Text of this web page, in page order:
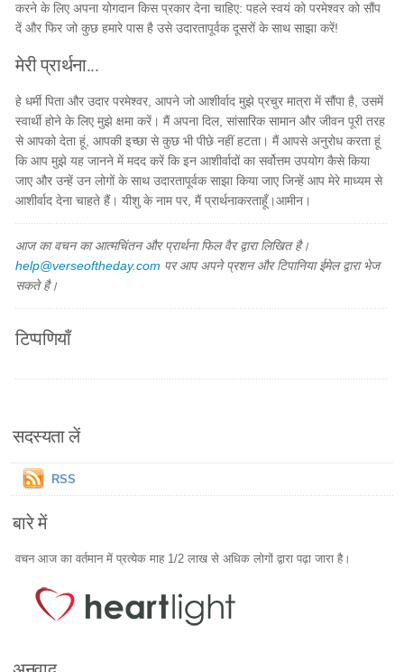
करने के लिए अपना योगदान किस प्रकार देना चाहिए: पहले स्वयं को परमेश्वर को सौंप
दें और फिर जो कुछ हमारे पास है उसे उदारतापूर्वक दूसरों के साथ साझा करें!
मेरी प्रार्थना...
हे धर्मी पिता और उदार परमेश्वर, आपने जो आशीर्वाद मुझे प्रचुर मात्रा में सौंपा है, उसमें
स्वार्थी होने के लिए मुझे क्षमा करें। मैं अपना दिल, सांसारिक सामान और जीवन पूरी तरह
से आपको देता हूं, आपकी इच्छा से कुछ भी पीछे नहीं हटता। मैं आपसे अनुरोध करता हूं
कि आप मुझे यह जानने में मदद करें कि इन आशीर्वादों का सर्वोत्तम उपयोग कैसे किया
जाए और उन्हें उन लोगों के साथ उदारतापूर्वक साझा किया जाए जिन्हें आप मेरे माध्यम से
आशीर्वाद देना चाहते हैं। यीशु के नाम पर, मैं प्रार्थनाकरताहूँ।आमीन।
आज का वचन का आत्मचिंतन और प्रार्थना फिल वैर द्वारा लिखित है।
help@verseoftheday.com पर आप अपने प्रशन और टिपानिया ईमेल द्वारा भेज
सकते है।
टिप्पणियाँ
सदस्यता लें
RSS
बारे में
वचन आज का वर्तमान में प्रत्येक माह 1/2 लाख से अधिक लोगों द्वारा पढ़ा जारा है।